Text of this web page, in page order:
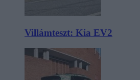
Villámteszt: Kia EV2